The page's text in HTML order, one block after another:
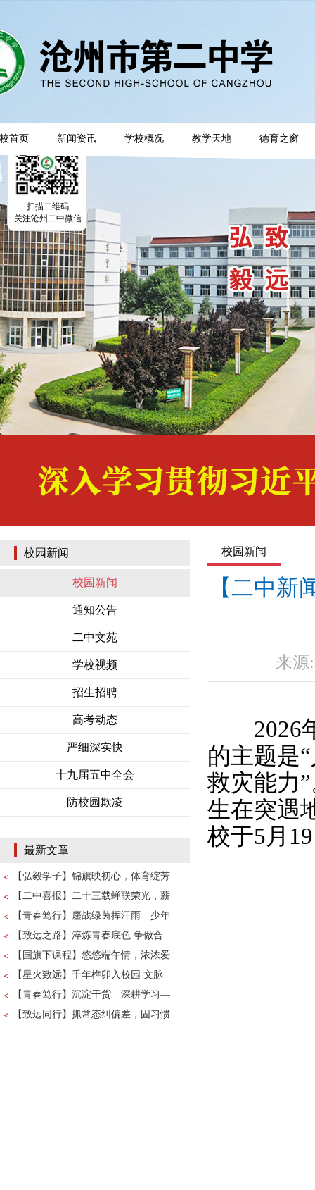
首页 新闻资讯 学校概况 教学天地 德育之窗
校园新闻
校园新闻
通知公告
二中文苑
学校视频
招生招聘
高考动态
严细深实快
十九届五中全会
防校园欺凌
最新文章
【弘毅学子】锦旗映初心，体育绽芳
【二中喜报】二十三载蝉联荣光，薪
【青春笃行】鏖战绿茵挥汗雨 少年
【致远之路】淬炼青春底色 争做合
【国旗下课程】悠悠端午情，浓浓爱
【星火致远】千年榫卯入校园 文脉
【青春笃行】沉淀干货 深耕学习—
【致远同行】抓常态纠偏差，固习惯
校园新闻
【二中
来源
2026年
的主题是
救灾能力
生在突遇
校于5月
扫描二维码
关注沧州二中微信